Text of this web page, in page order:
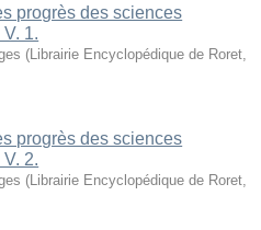
progrès des sciences
1.
( Librairie Encyclopédique de Roret
progrès des sciences
2.
( Librairie Encyclopédique de Roret